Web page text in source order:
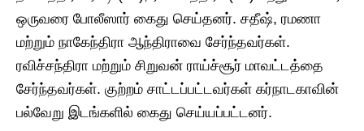
ஒருவரை போலீஸார் கைது செய்தனர். சதீஷ், ரமணா
மற்றும் நாகேந்திரா ஆந்திராவை சேர்ந்தவர்கள்.
ரவிச்சந்திரா மற்றும் சிறுவன் ராய்ச்சூர் மாவட்டத்தை
சேர்ந்தவர்கள். குற்றம் சாட்டப்பட்டவர்கள் கர்நாடகாவின்
பல்வேறு இடங்களில் கைது செய்யப்பட்டனர்.